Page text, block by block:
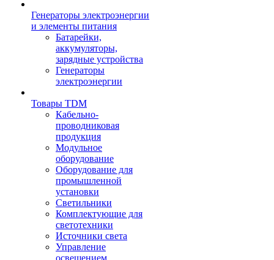
Генераторы электроэнергии
и элементы питания
Батарейки,
аккумуляторы,
зарядные устройства
Генераторы
электроэнергии
Товары TDM
Кабельно-
проводниковая
продукция
Модульное
оборудование
Оборудование для
промышленной
установки
Светильники
Комплектующие для
светотехники
Источники света
Управление
освещением